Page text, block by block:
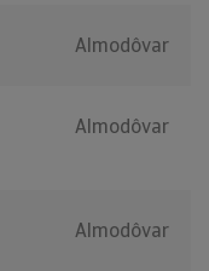
Almodôvar
Almodôvar
Almodôvar